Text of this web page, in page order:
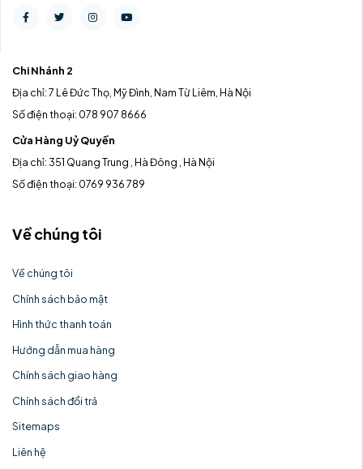
Chi Nhánh 2
Địa chỉ: 7 Lê Đức Thọ, Mỹ Đình, Nam Từ Liêm, Hà Nội
Số điện thoại: 078 907 8666
Cửa Hàng Uỷ Quyền
Địa chỉ: 351 Quang Trung , Hà Đông , Hà Nội
Số điện thoại: 0769 936 789
Về chúng tôi
Về chúng tôi
Chính sách bảo mật
Hình thức thanh toán
Hướng dẫn mua hàng
Chính sách giao hàng
Chính sách đổi trả
Sitemaps
Liên hệ